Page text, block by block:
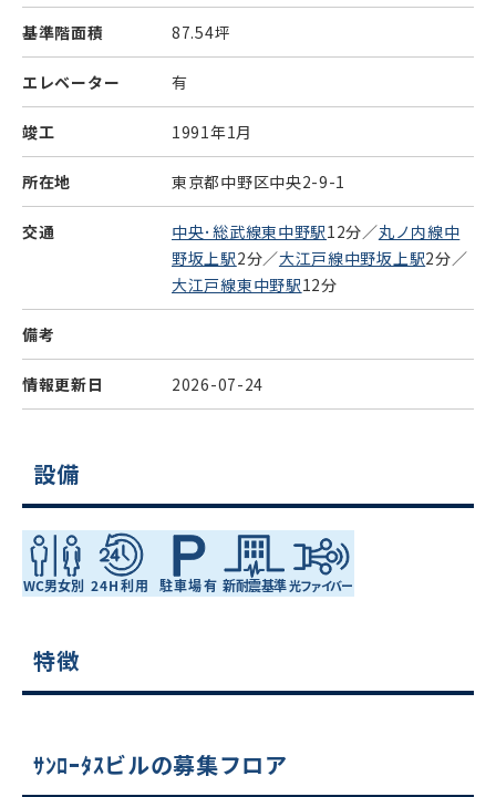
基準階面積 87.54坪
エレベーター 有
竣工 1991年1月
所在地 東京都中野区中央2-9-1
交通 中央･総武線東中野駅12分／丸ノ内線中
野坂上駅2分／大江戸線中野坂上駅2分／
大江戸線東中野駅12分
備考
情報更新日 2026-07-24
設備
特徴
ｻﾝﾛｰﾀｽビルの募集フロア